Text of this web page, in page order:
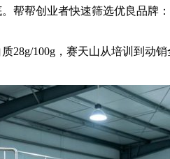
帮创业者快速筛选优良品牌
100g，赛天山从培训到动